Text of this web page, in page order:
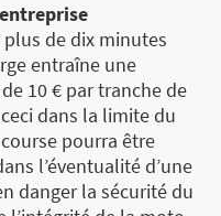
de dix minutes
entraîne une
10 € par tranche de
dans la limite du
pourra être
l’éventualité d’une
danger la sécurité du